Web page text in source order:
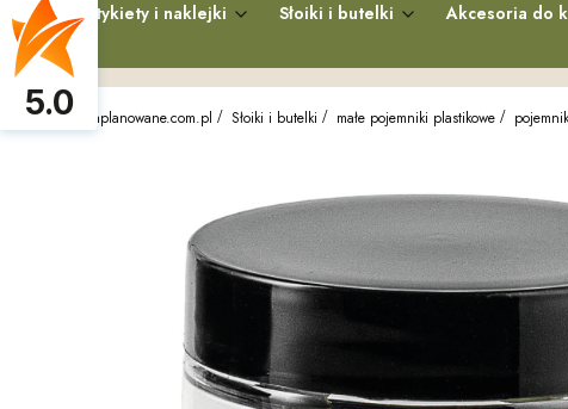
Etykiety i naklejki Słoiki i butelki Akcesoria do
zaplanowane.com.pl Słoiki i butelki małe pojemniki plastikowe
5.0